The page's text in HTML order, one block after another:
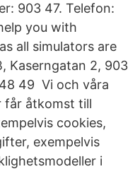
903 47. Telefon:
you with
all simulators are
Kaserngatan 2, 903
49 Vi och våra
får åtkomst till
cookies,
exempelvis
i